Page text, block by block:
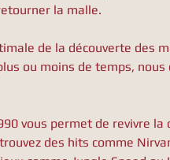
la malle.
de la découverte des
ou moins de temps,
vous permet de revivre
des hits comme